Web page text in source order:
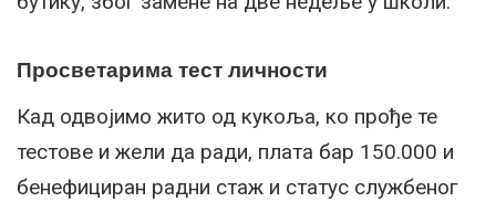
Просветарима тест личности
Кад одвојимо жито од кукоља, ко прође те
тестове и жели да ради, плата бар 150.000 и
бенефициран радни стаж и статус службеног